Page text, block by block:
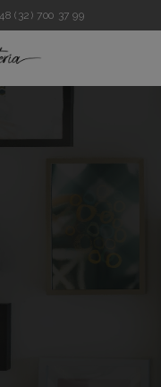
(32) 700 37 99